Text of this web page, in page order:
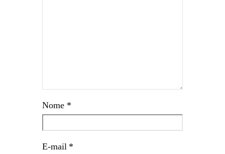
Nome *
E-mail *